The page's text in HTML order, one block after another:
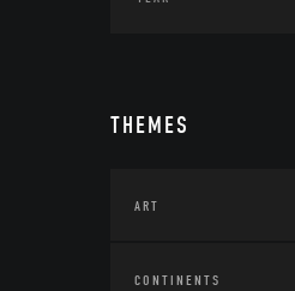
THEMES
ART
CONTINENTS